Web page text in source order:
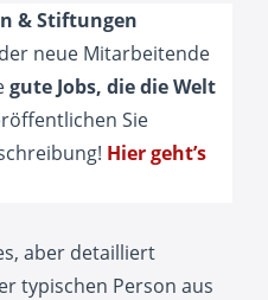
& Stiftungen
neue Mitarbeitende
gute Jobs, die die Welt
Sie
Hier geht’s
aber detailliert
typischen Person aus